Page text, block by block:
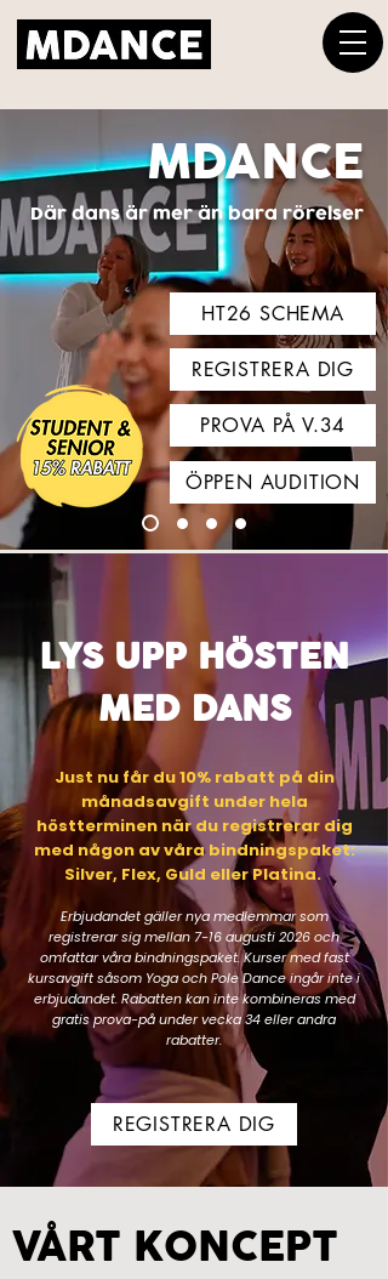
MDANCE
Där dans är mer än bara rörelser
HT26 SCHEMA
REGISTRERA DIG
PROVA PÅ V.34
ÖPPEN AUDITION
LYS UPP HÖSTEN
MED DANS
Just nu får du 10% rabatt på din
månadsavgift under hela
höstterminen när du registrerar dig
med någon av våra bindningspaket:
Silver, Flex, Guld eller Platina.
Erbjudandet gäller nya medlemmar som
registrerar sig mellan 7-16 augusti 2026 och
omfattar våra bindningspaket. Kurser med fast
kursavgift såsom Yoga och Pole Dance ingår inte i
erbjudandet. Rabatten kan inte kombineras med
gratis prova-på under vecka 34 eller andra
rabatter.
REGISTRERA DIG
VÅRT KONCEPT